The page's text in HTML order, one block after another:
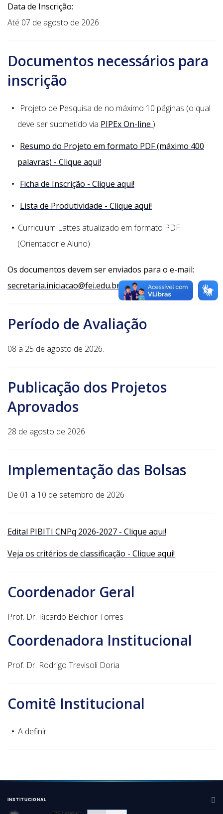
Data de Inscrição:
Até 07 de agosto de 2026
Documentos necessários para
inscrição
Projeto de Pesquisa de no máximo 10 páginas (o qual
deve ser submetido via PIPEx On-line )
Resumo do Projeto em formato PDF (máximo 400
palavras) - Clique aqui!
Ficha de Inscrição - Clique aqui!
Lista de Produtividade - Clique aqui!
Curriculum Lattes atualizado em formato PDF
(Orientador e Aluno)
Os documentos devem ser enviados para o e-mail:
secretaria.iniciacao@fei.edu.br
Período de Avaliação
08 a 25 de agosto de 2026.
Publicação dos Projetos
Aprovados
28 de agosto de 2026
Implementação das Bolsas
De 01 a 10 de setembro de 2026
Edital PIBITI CNPq 2026-2027 - Clique aqui!
Veja os critérios de classificação - Clique aqui!
Coordenador Geral
Prof. Dr. Ricardo Belchior Torres
Coordenadora Institucional
Prof. Dr. Rodrigo Trevisoli Doria
Comitê Institucional
A definir
INSTITUCIONAL